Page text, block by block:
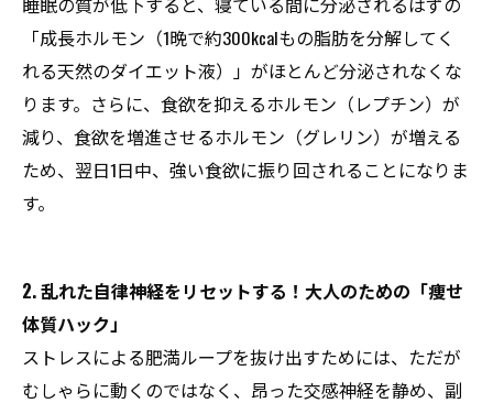
「成長ホルモン（1晩で約300kcalもの脂肪を分解してく
れる天然のダイエット液）」がほとんど分泌されなくな
ります。さらに、食欲を抑えるホルモン（レプチン）が
減り、食欲を増進させるホルモン（グレリン）が増える
ため、翌日1日中、強い食欲に振り回されることになりま
す。
2. 乱れた自律神経をリセットする！大人のための「痩せ
体質ハック」
ストレスによる肥満ループを抜け出すためには、ただが
むしゃらに動くのではなく、昂った交感神経を静め、副